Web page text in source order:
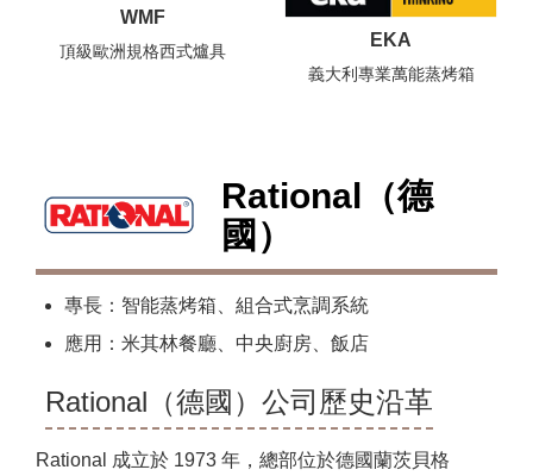
WMF
頂級歐洲規格西式爐具
EKA
義大利專業萬能蒸烤箱
Rational（德
國）
專長：智能蒸烤箱、組合式烹調系統
應用：米其林餐廳、中央廚房、飯店
Rational（德國）公司歷史沿革
Rational 成立於 1973 年，總部位於德國蘭茨貝格